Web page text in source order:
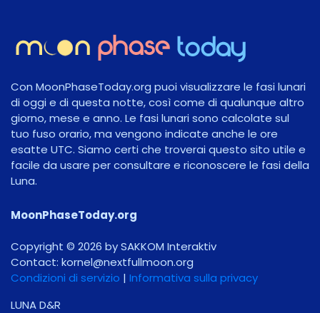
Con MoonPhaseToday.org puoi visualizzare le fasi lunari
di oggi e di questa notte, così come di qualunque altro
giorno, mese e anno. Le fasi lunari sono calcolate sul
tuo fuso orario, ma vengono indicate anche le ore
esatte UTC. Siamo certi che troverai questo sito utile e
facile da usare per consultare e riconoscere le fasi della
Luna.
MoonPhaseToday.org
Copyright © 2026 by SAKKOM Interaktiv
Contact: gro.noomlluftxen@lenrok
Condizioni di servizio | Informativa sulla privacy
LUNA D&R